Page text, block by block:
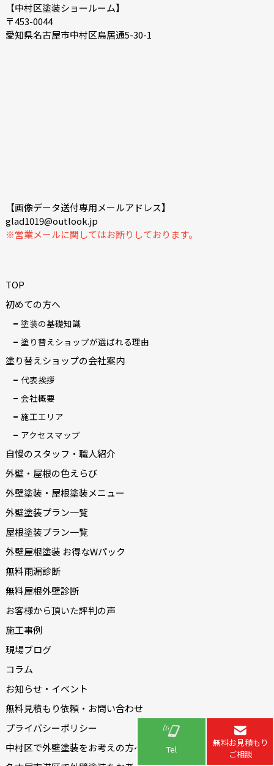
無料お見積もり
ご相談
Tel
【中村区塗装ショールーム】
〒453-0044
愛知県名古屋市中村区鳥居通5-30-1
【画像データ送付専用メールアドレス】
glad1019@outlook.jp
※営業メールに関してはお断りしております。
TOP
初めての方へ
塗装の基礎知識
塗り替えショップが選ばれる理由
塗り替えショップの会社案内
代表挨拶
会社概要
施工エリア
アクセスマップ
自慢のスタッフ・職人紹介
外壁・屋根の色えらび
外壁塗装・屋根塗装メニュー
外壁塗装プラン一覧
屋根塗装プラン一覧
外壁屋根塗装 お得なWパック
無料雨漏診断
無料屋根外壁診断
お客様から頂いた評判の声
施工事例
現場ブログ
コラム
お知らせ・イベント
無料見積もり依頼・お問い合わせ
プライバシーポリシー
中村区で外壁塗装をお考えの方へ